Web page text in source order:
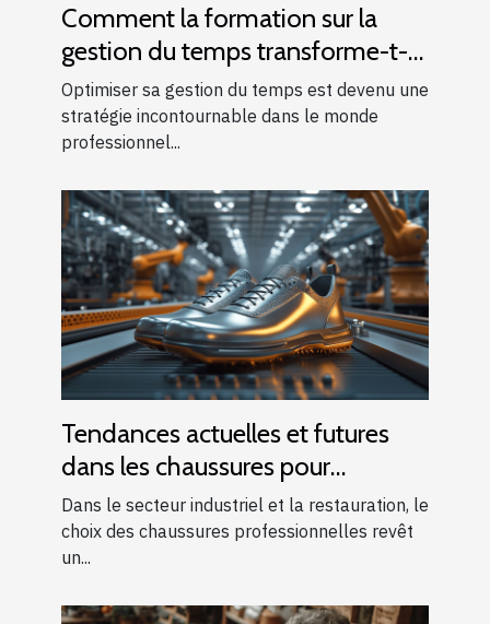
Comment la formation sur la
gestion du temps transforme-t-
elle votre efficacité
professionnelle ?
Optimiser sa gestion du temps est devenu une
stratégie incontournable dans le monde
professionnel...
Tendances actuelles et futures
dans les chaussures pour
l'industrie et la restauration
Dans le secteur industriel et la restauration, le
choix des chaussures professionnelles revêt
un...